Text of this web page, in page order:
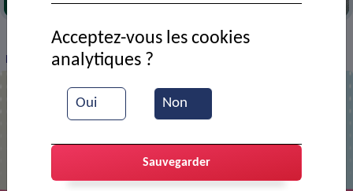
> VIE MUNICIPALE > Ressources documentaires
Démonstration de judo
Oui Non
Acceptez-vous les cookies
analytiques ?
Sauvegarder